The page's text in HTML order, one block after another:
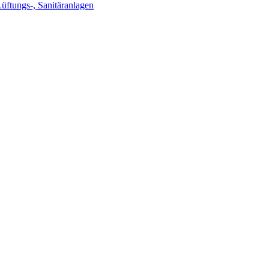
, Sanitäranlagen